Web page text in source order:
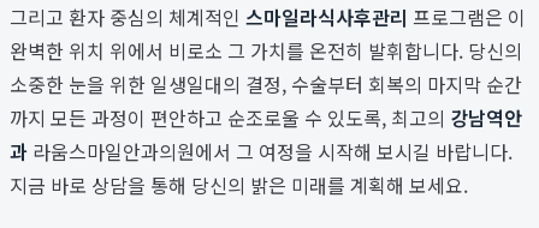
그리고 환자 중심의 체계적인 스마일라식사후관리 프로그램은 이
완벽한 위치 위에서 비로소 그 가치를 온전히 발휘합니다. 당신의
소중한 눈을 위한 일생일대의 결정, 수술부터 회복의 마지막 순간
까지 모든 과정이 편안하고 순조로울 수 있도록, 최고의 강남역안
과 라움스마일안과의원에서 그 여정을 시작해 보시길 바랍니다.
지금 바로 상담을 통해 당신의 밝은 미래를 계획해 보세요.